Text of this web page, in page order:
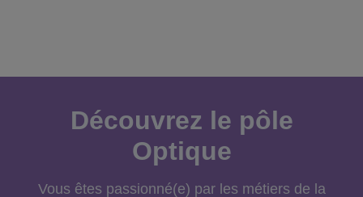
Découvrez le pôle
Optique
Vous êtes passionné(e) par les métiers de la